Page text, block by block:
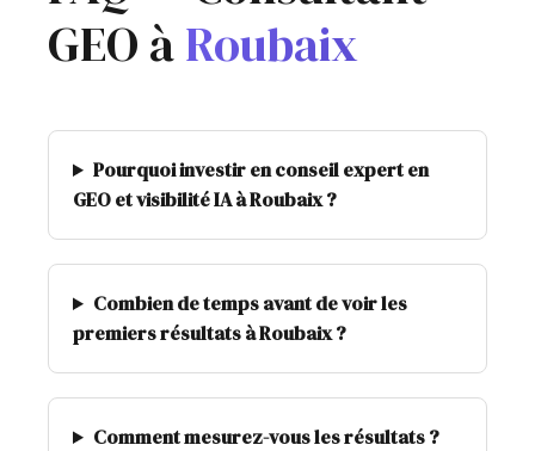
GEO àRoubaix
Pourquoi investir en conseil expert en
GEO et visibilité IA à Roubaix ?
Combien de temps avant de voir les
premiers résultats à Roubaix ?
Comment mesurez-vous les résultats ?